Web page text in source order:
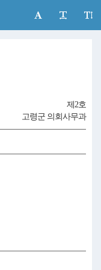
제2호
고령군 의회사무과